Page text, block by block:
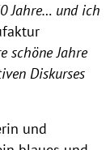
Jahre… und ich
schöne Jahre
Diskurses
und